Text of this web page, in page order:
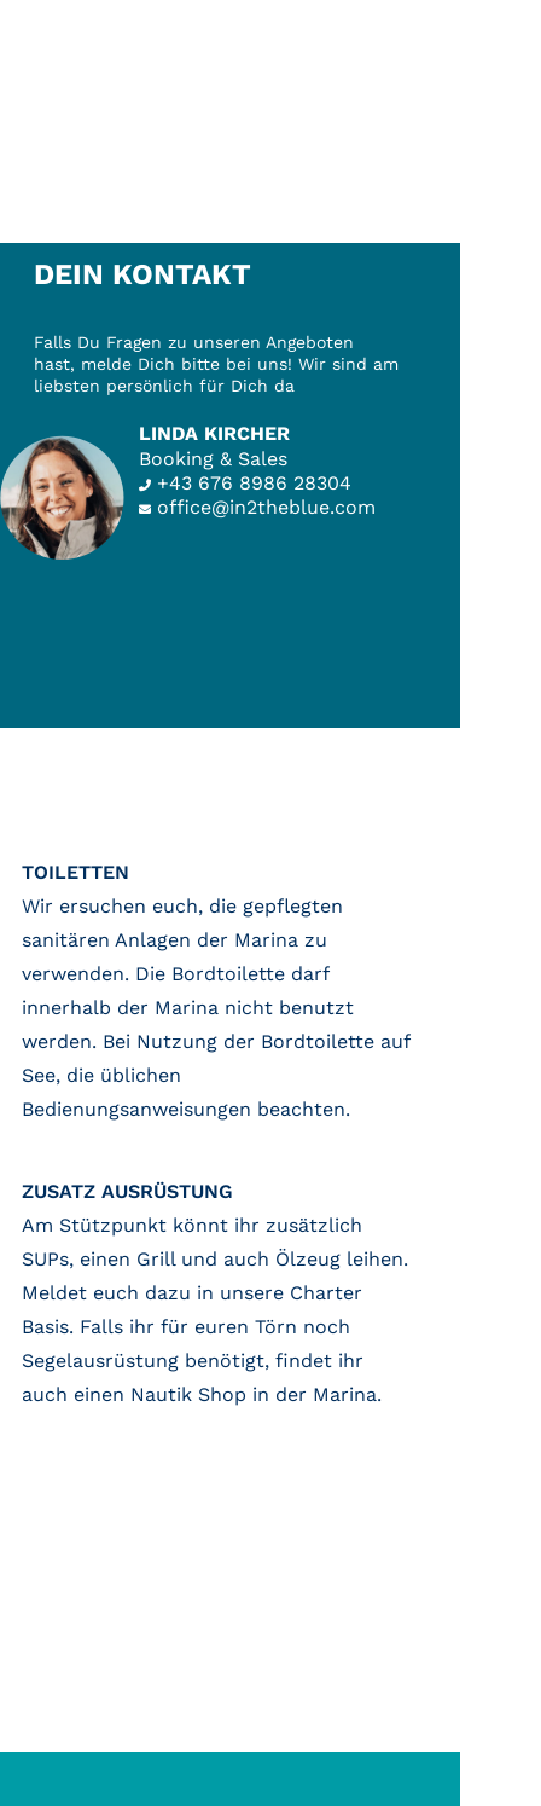
DEIN KONTAKT
Falls Du Fragen zu unseren Angeboten
hast, melde Dich bitte bei uns! Wir sind am
liebsten persönlich für Dich da
LINDA KIRCHER
Booking & Sales
+43 676 8986 28304
office@in2theblue.com
TOILETTEN
Wir ersuchen euch, die gepflegten
sanitären Anlagen der Marina zu
verwenden. Die Bordtoilette darf
innerhalb der Marina nicht benutzt
werden. Bei Nutzung der Bordtoilette auf
See, die üblichen
Bedienungsanweisungen beachten.
ZUSATZ AUSRÜSTUNG
Am Stützpunkt könnt ihr zusätzlich
SUPs, einen Grill und auch Ölzeug leihen.
Meldet euch dazu in unsere Charter
Basis. Falls ihr für euren Törn noch
Segelausrüstung benötigt, findet ihr
auch einen Nautik Shop in der Marina.